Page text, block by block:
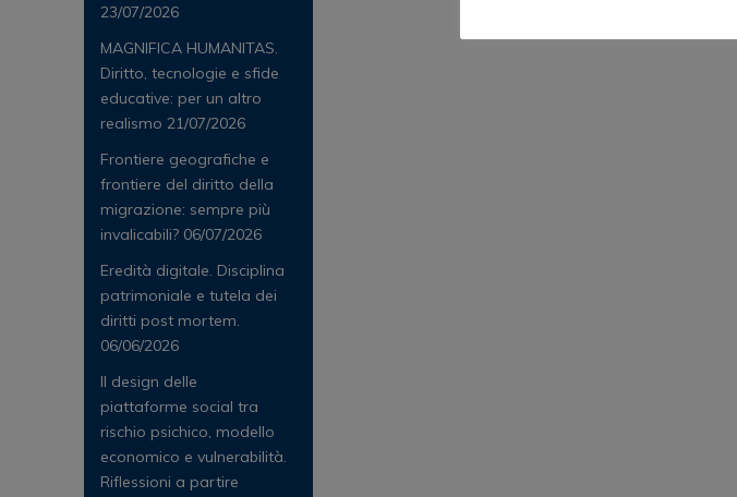
23/07/2026
MAGNIFICA HUMANITAS.
Diritto, tecnologie e sfide
educative: per un altro
realismo 21/07/2026
Frontiere geografiche e
frontiere del diritto della
migrazione: sempre più
invalicabili? 06/07/2026
Eredità digitale. Disciplina
patrimoniale e tutela dei
diritti post mortem.
06/06/2026
Il design delle
piattaforme social tra
rischio psichico, modello
economico e vulnerabilità.
Riflessioni a partire